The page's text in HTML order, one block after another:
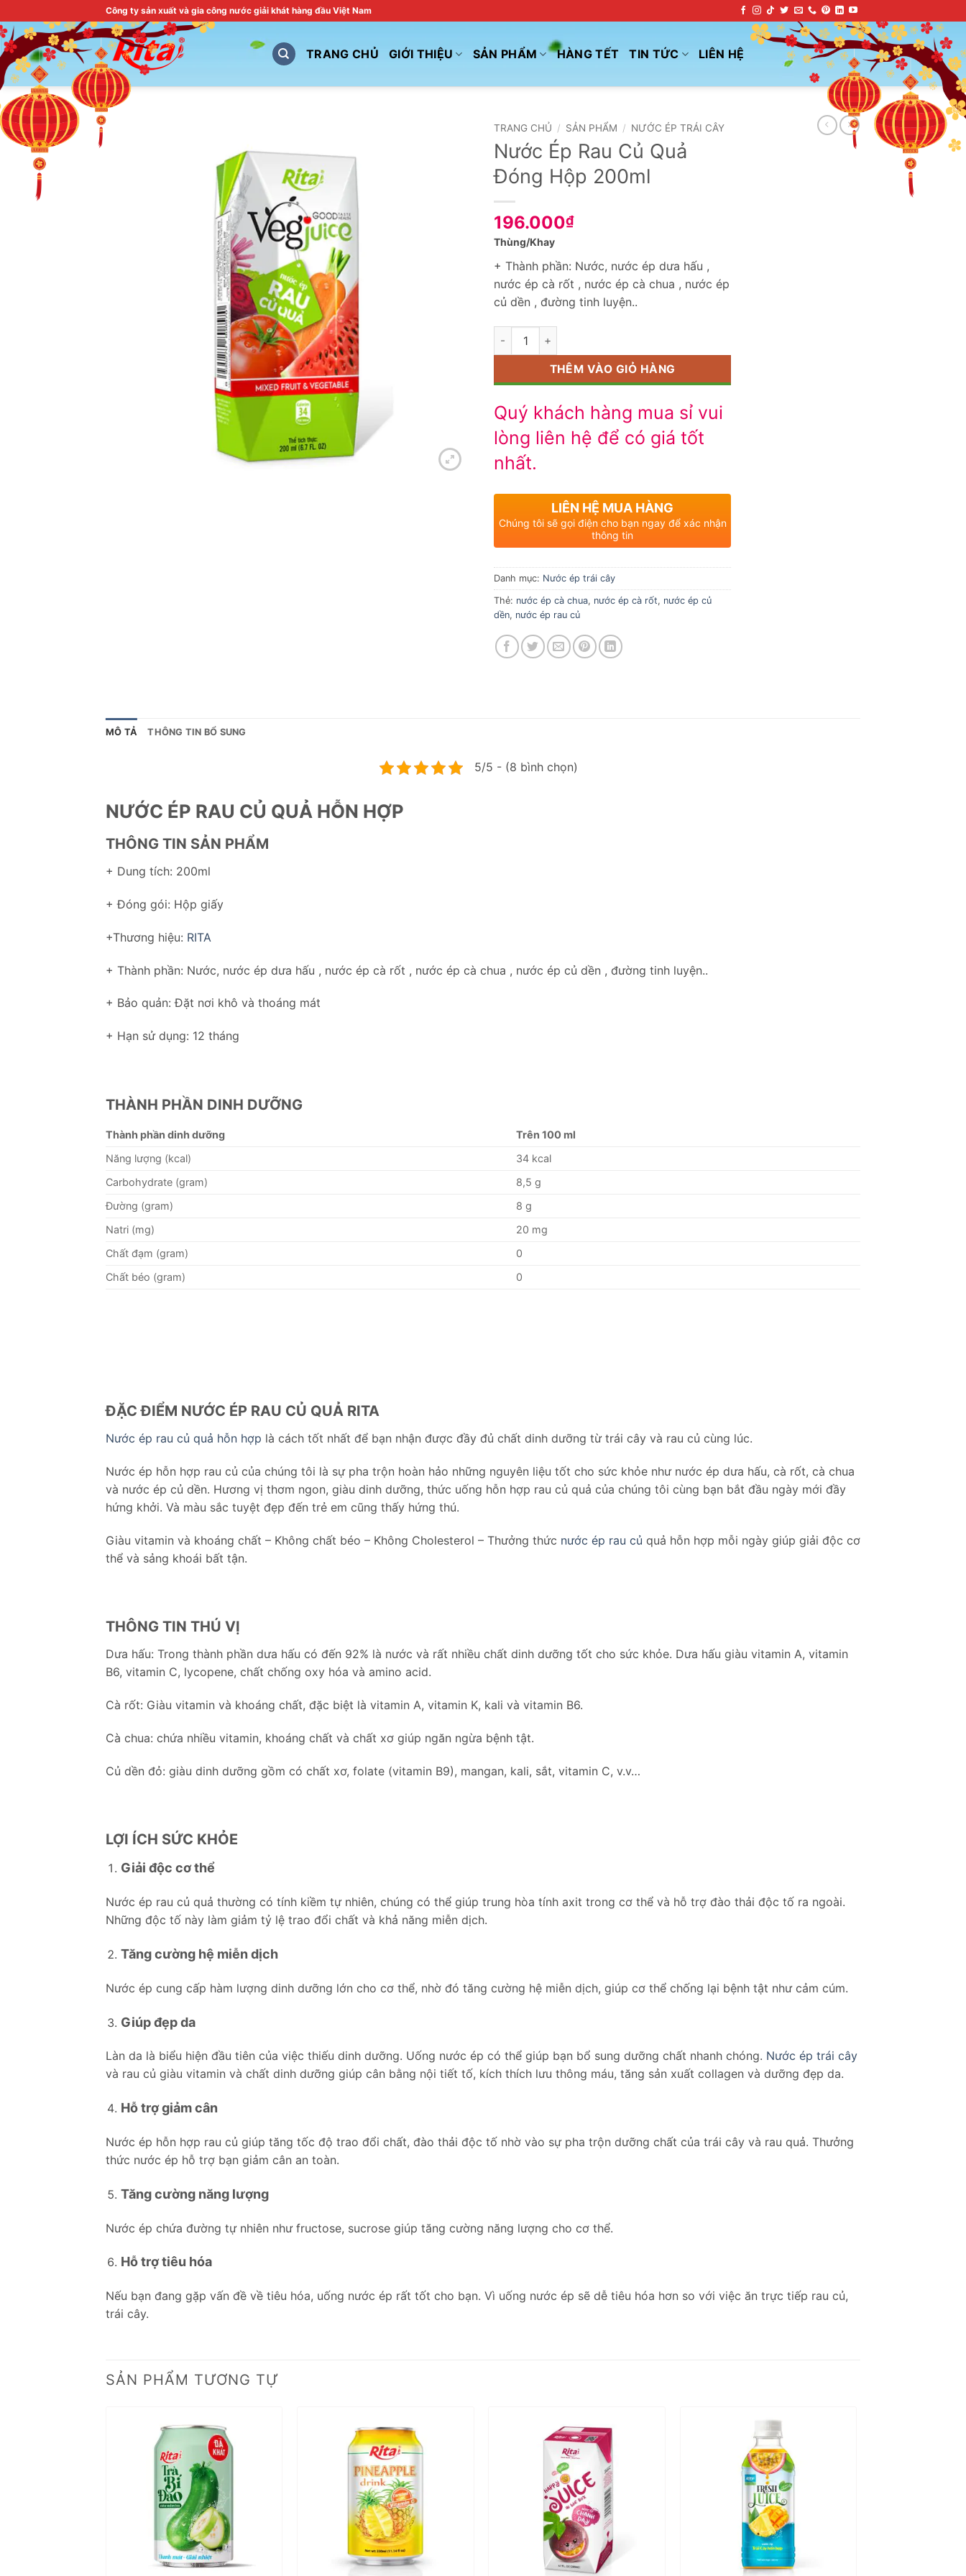
to
content
Công ty sản xuất và gia công nước giải khát hàng đầu Việt Nam
TRANG CHỦ GIỚI THIỆU SẢN PHẨM HÀNG TẾT TIN TỨC LIÊN HỆ
TRANG CHỦ / SẢN PHẨM / NƯỚC ÉP TRÁI CÂY
Nước Ép Rau Củ Quả
Đóng Hộp 200ml
196.000₫
Thùng/Khay
+ Thành phần: Nước, nước ép dưa hấu ,
nước ép cà rốt , nước ép cà chua , nước ép
củ dền , đường tinh luyện..
Số lượng
THÊM VÀO GIỎ HÀNG
Quý khách hàng mua sỉ vui
lòng liên hệ để có giá tốt
nhất.
LIÊN HỆ MUA HÀNG
Chúng tôi sẽ gọi điện cho bạn ngay để xác nhận
thông tin
Danh mục: Nước ép trái cây
Thẻ: nước ép cà chua, nước ép cà rốt, nước ép củ
dền, nước ép rau củ
MÔ TẢ THÔNG TIN BỔ SUNG
5/5 - (8 bình chọn)
NƯỚC ÉP RAU CỦ QUẢ HỖN HỢP
THÔNG TIN SẢN PHẨM
+ Dung tích: 200ml
+ Đóng gói: Hộp giấy
+Thương hiệu: RITA
+ Thành phần: Nước, nước ép dưa hấu , nước ép cà rốt , nước ép cà chua , nước ép củ dền , đường tinh luyện..
+ Bảo quản: Đặt nơi khô và thoáng mát
+ Hạn sử dụng: 12 tháng
THÀNH PHẦN DINH DƯỠNG
Thành phần dinh dưỡng
Trên 100 ml
Năng lượng (kcal)
34 kcal
Carbohydrate (gram)
8,5 g
Đường (gram)
8 g
Natri (mg)
20 mg
Chất đạm (gram)
0
Chất béo (gram)
0
ĐẶC ĐIỂM NƯỚC ÉP RAU CỦ QUẢ RITA
Nước ép rau củ quả hỗn hợp là cách tốt nhất để bạn nhận được đầy đủ chất dinh dưỡng từ trái cây và rau củ cùng lúc.
Nước ép hỗn hợp rau củ của chúng tôi là sự pha trộn hoàn hảo những nguyên liệu tốt cho sức khỏe như nước ép dưa hấu, cà rốt, cà chua
và nước ép củ dền. Hương vị thơm ngon, giàu dinh dưỡng, thức uống hỗn hợp rau củ quả của chúng tôi cùng bạn bắt đầu ngày mới đầy
hứng khởi. Và màu sắc tuyệt đẹp đến trẻ em cũng thấy hứng thú.
Giàu vitamin và khoáng chất – Không chất béo – Không Cholesterol – Thưởng thức nước ép rau củ quả hỗn hợp mỗi ngày giúp giải độc cơ
thể và sảng khoái bất tận.
THÔNG TIN THÚ VỊ
Dưa hấu: Trong thành phần dưa hấu có đến 92% là nước và rất nhiều chất dinh dưỡng tốt cho sức khỏe. Dưa hấu giàu vitamin A, vitamin
B6, vitamin C, lycopene, chất chống oxy hóa và amino acid.
Cà rốt: Giàu vitamin và khoáng chất, đặc biệt là vitamin A, vitamin K, kali và vitamin B6.
Cà chua: chứa nhiều vitamin, khoáng chất và chất xơ giúp ngăn ngừa bệnh tật.
Củ dền đỏ: giàu dinh dưỡng gồm có chất xơ, folate (vitamin B9), mangan, kali, sắt, vitamin C, v.v…
LỢI ÍCH SỨC KHỎE
Giải độc cơ thể
Nước ép rau củ quả thường có tính kiềm tự nhiên, chúng có thể giúp trung hòa tính axit trong cơ thể và hỗ trợ đào thải độc tố ra ngoài.
Những độc tố này làm giảm tỷ lệ trao đổi chất và khả năng miễn dịch.
Tăng cường hệ miễn dịch
Nước ép cung cấp hàm lượng dinh dưỡng lớn cho cơ thể, nhờ đó tăng cường hệ miễn dịch, giúp cơ thể chống lại bệnh tật như cảm cúm.
Giúp đẹp da
Làn da là biểu hiện đầu tiên của việc thiếu dinh dưỡng. Uống nước ép có thể giúp bạn bổ sung dưỡng chất nhanh chóng. Nước ép trái cây
và rau củ giàu vitamin và chất dinh dưỡng giúp cân bằng nội tiết tố, kích thích lưu thông máu, tăng sản xuất collagen và dưỡng đẹp da.
Hỗ trợ giảm cân
Nước ép hỗn hợp rau củ giúp tăng tốc độ trao đổi chất, đào thải độc tố nhờ vào sự pha trộn dưỡng chất của trái cây và rau quả. Thưởng
thức nước ép hỗ trợ bạn giảm cân an toàn.
Tăng cường năng lượng
Nước ép chứa đường tự nhiên như fructose, sucrose giúp tăng cường năng lượng cho cơ thể.
Hỗ trợ tiêu hóa
Nếu bạn đang gặp vấn đề về tiêu hóa, uống nước ép rất tốt cho bạn. Vì uống nước ép sẽ dễ tiêu hóa hơn so với việc ăn trực tiếp rau củ,
trái cây.
SẢN PHẨM TƯƠNG TỰ